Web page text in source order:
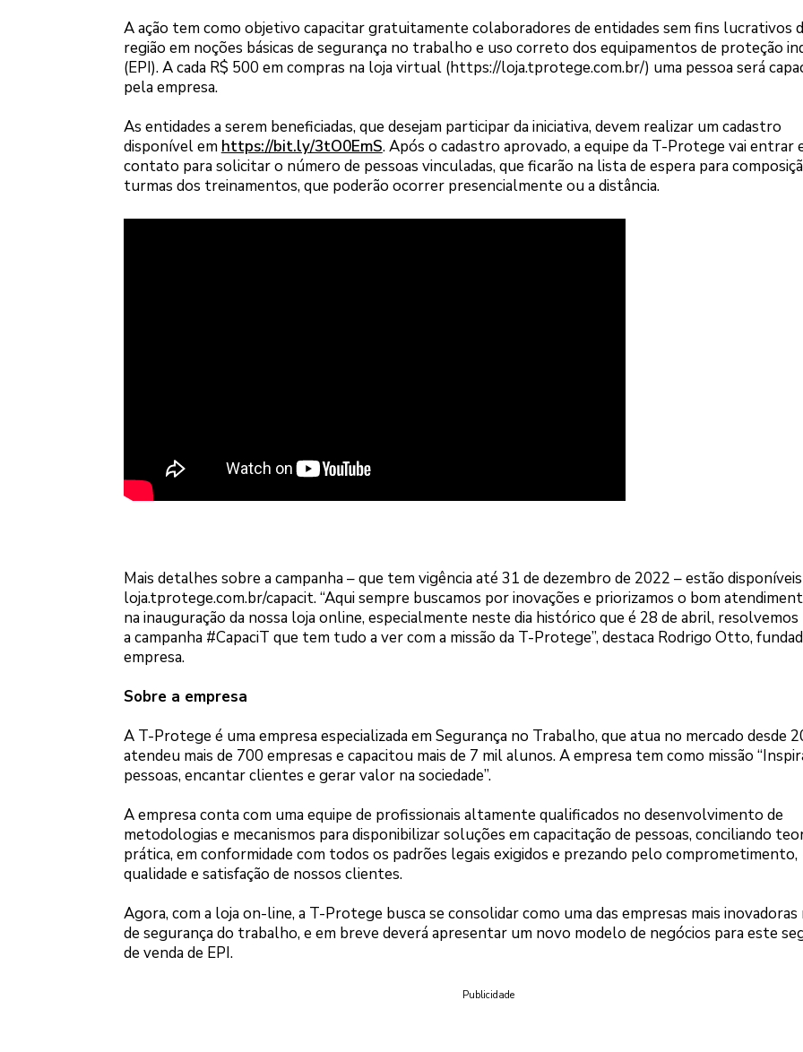
A ação tem como objetivo capacitar gratuitamente colaboradores de entidades sem fins lucrativos
região em noções básicas de segurança no trabalho e uso correto dos equipamentos de proteção
(EPI). A cada R$ 500 em compras na loja virtual (https://loja.tprotege.com.br/) uma pessoa será
pela empresa.
As entidades a serem beneficiadas, que desejam participar da iniciativa, devem realizar um cadastro
disponível em https://bit.ly/3tO0EmS. Após o cadastro aprovado, a equipe da T-Protege vai entrar
contato para solicitar o número de pessoas vinculadas, que ficarão na lista de espera para
turmas dos treinamentos, que poderão ocorrer presencialmente ou a distância.
Mais detalhes sobre a campanha – que tem vigência até 31 de dezembro de 2022 – estão
loja.tprotege.com.br/capacit. “Aqui sempre buscamos por inovações e priorizamos o bom
na inauguração da nossa loja online, especialmente neste dia histórico que é 28 de abril,
a campanha #CapaciT que tem tudo a ver com a missão da T-Protege”, destaca Rodrigo Otto,
empresa.
Sobre a empresa
A T-Protege é uma empresa especializada em Segurança no Trabalho, que atua no mercado desde
atendeu mais de 700 empresas e capacitou mais de 7 mil alunos. A empresa tem como missão
pessoas, encantar clientes e gerar valor na sociedade”.
A empresa conta com uma equipe de profissionais altamente qualificados no desenvolvimento de
metodologias e mecanismos para disponibilizar soluções em capacitação de pessoas, conciliando
prática, em conformidade com todos os padrões legais exigidos e prezando pelo comprometimento,
qualidade e satisfação de nossos clientes.
Agora, com a loja on-line, a T-Protege busca se consolidar como uma das empresas mais inovadoras
de segurança do trabalho, e em breve deverá apresentar um novo modelo de negócios para este
de venda de EPI.
Publicidade